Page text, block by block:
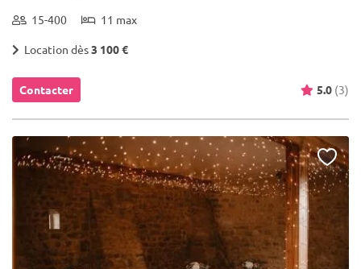
15-400 11 max
Location dès3 100 €
Contacter 5.0 (3)